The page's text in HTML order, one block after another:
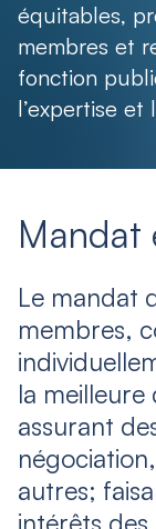
équitables,
membres et
fonction
l’expertise et
Mandat
Le mandat
membres,
la meilleure
assurant
autres;